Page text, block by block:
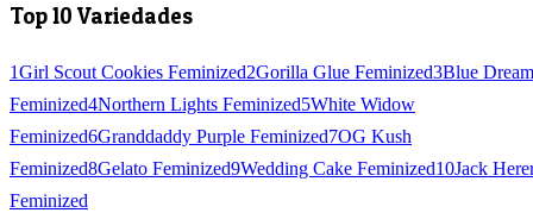
Top 10 Variedades
1Girl Scout Cookies Feminized2Gorilla Glue Feminized3Blue Dream
Feminized4Northern Lights Feminized5White Widow
Feminized6Granddaddy Purple Feminized7OG Kush
Feminized8Gelato Feminized9Wedding Cake Feminized10Jack
Feminized